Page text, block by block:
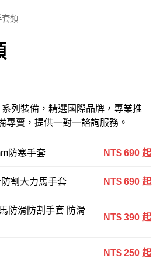
套類
列裝備，精選國際品牌，專業推
專賣，提供一對一諮詢服務。
防寒手套 NT$ 690 起
割大力馬手套 NT$ 690 起
防滑防割手套 防滑
NT$ 390 起
NT$ 250 起